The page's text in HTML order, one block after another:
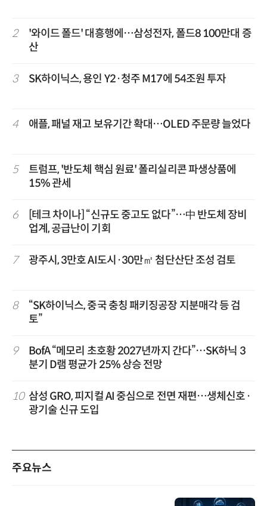
2
'와이드 폴드' 대흥행에…삼성전자, 폴드8 100만대 증
산
3 SK하이닉스, 용인 Y2·청주 M17에 54조원 투자
4 애플, 패널 재고 보유기간 확대…OLED 주문량 늘었다
5
트럼프, '반도체 핵심 원료' 폴리실리콘 파생상품에
15% 관세
6
[테크 차이나] “신규도 중고도 없다”…中 반도체 장비
업계, 공급난이 기회
7 광주시, 3만호 AI도시·30만㎡ 첨단산단 조성 검토
8
“SK하이닉스, 중국 충칭 패키징공장 지분매각 등 검
토”
9
BofA “메모리 초호황 2027년까지 간다”…SK하닉 3
분기 D램 평균가 25% 상승 전망
10 삼성 GRO, 피지컬 AI 중심으로 전면 재편…생체신호·
광기술 신규 도입
주요뉴스